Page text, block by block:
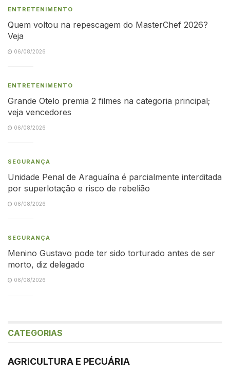
ENTRETENIMENTO
Quem voltou na repescagem do MasterChef 2026?
Veja
06/08/2026
ENTRETENIMENTO
Grande Otelo premia 2 filmes na categoria principal;
veja vencedores
06/08/2026
SEGURANÇA
Unidade Penal de Araguaína é parcialmente interditada
por superlotação e risco de rebelião
06/08/2026
SEGURANÇA
Menino Gustavo pode ter sido torturado antes de ser
morto, diz delegado
06/08/2026
CATEGORIAS
AGRICULTURA E PECUÁRIA